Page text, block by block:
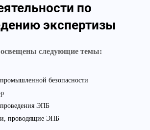
по
экспертизы
освещены следующие темы:
безопасности
ЭПБ
проводящие ЭПБ